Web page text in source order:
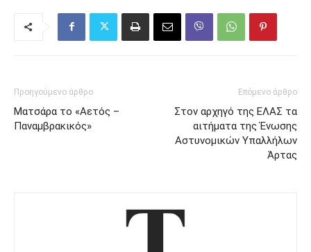
Προηγούμενο άρθρο
Ματσάρα το «Αετός –
Παναμβρακικός»
Επόμενο άρθρο
Στον αρχηγό της ΕΛΑΣ τα
αιτήματα της Ένωσης
Αστυνομικών Υπαλλήλων
Άρτας